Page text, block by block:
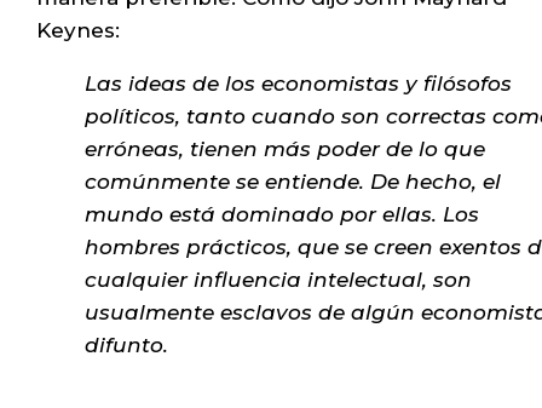
Keynes:
Las ideas de los economistas y filósofos
políticos, tanto cuando son correctas
erróneas, tienen más poder de lo que
comúnmente se entiende. De hecho, el
mundo está dominado por ellas. Los
hombres prácticos, que se creen exentos
cualquier influencia intelectual, son
usualmente esclavos de algún
difunto.